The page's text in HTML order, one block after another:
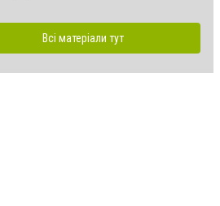
Всі матеріали тут